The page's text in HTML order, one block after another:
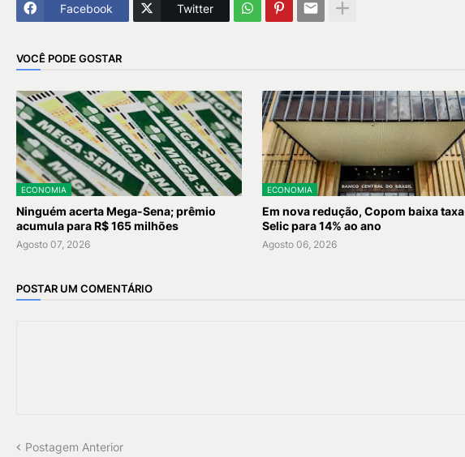
Facebook Twitter
VOCÊ PODE GOSTAR
ECONOMIA
Ninguém acerta Mega-Sena; prêmio
acumula para R$ 165 milhões
Agosto 07, 2026
ECONOMIA
Em nova redução, Copom baixa taxa
Selic para 14% ao ano
Agosto 06, 2026
POSTAR UM COMENTÁRIO
Postagem Anterior